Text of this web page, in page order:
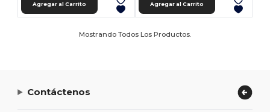
Agregar al Carrito Agregar al Carrito
Mostrando Todos Los Productos.
Contáctenos